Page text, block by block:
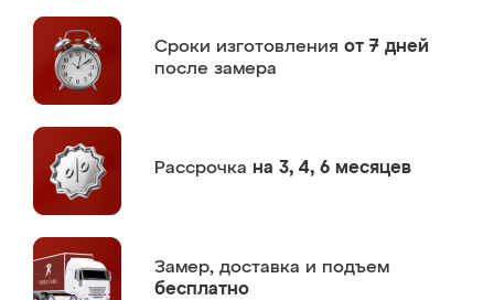
Сроки изготовления от 7 дней
после замера
Рассрочка на 3, 4, 6 месяцев
Замер, доставка и подъем
бесплатно